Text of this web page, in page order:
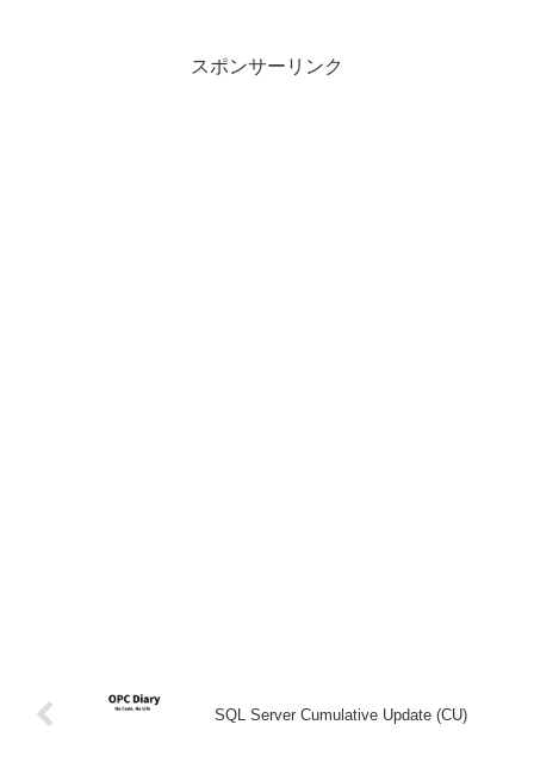
スポンサーリンク
SQL Server Cumulative Update (CU)